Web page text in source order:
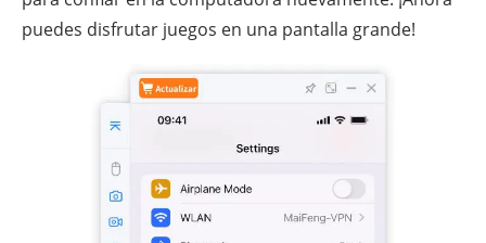
puedes disfrutar juegos en una pantalla grande!